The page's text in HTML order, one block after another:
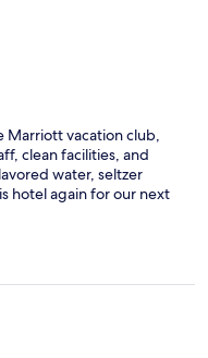
Marriott vacation club,
clean facilities, and
water, seltzer
hotel again for our next